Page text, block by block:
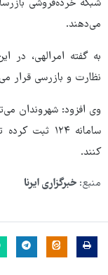
شبکه خرده‌فروشی
می‌دهند.
به گفته امرالهی، در
نظارت و بازرسی قرار
وی افزود: شهروندان
سامانه ۱۲۴
کنند.
منبع: خبرگزاری ایرنا